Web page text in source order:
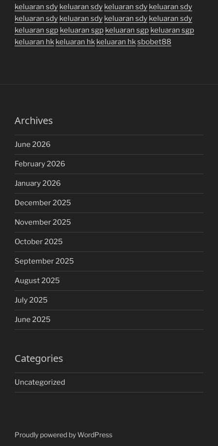
keluaran sdy keluaran sdy keluaran sdy keluaran sdy
keluaran sdy keluaran sdy keluaran sdy keluaran sdy
keluaran sgp keluaran sgp keluaran sgp keluaran sgp
keluaran hk keluaran hk keluaran hksbobet88
Archives
June 2026
February 2026
January 2026
December 2025
November 2025
October 2025
September 2025
August 2025
July 2025
June 2025
Categories
Uncategorized
Proudly powered by WordPress